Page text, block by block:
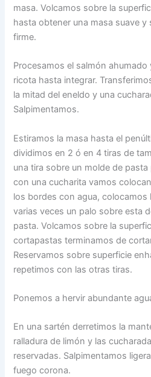
masa. Volcamos sobre la
hasta obtener una masa suave y
firme.
Procesamos el salmón
ricota hasta integrar.
la mitad del eneldo y una
Salpimentamos.
Estiramos la masa hasta el
dividimos en 2 ó en 4 tiras de
una tira sobre un molde de
con una cucharita vamos
los bordes con agua, colocamos
varias veces un palo sobre esta
pasta. Volcamos sobre la
cortapastas terminamos de
Reservamos sobre superficie
repetimos con las otras tiras.
Ponemos a hervir abundante
En una sartén derretimos la
ralladura de limón y las
reservadas. Salpimentamos
fuego corona.